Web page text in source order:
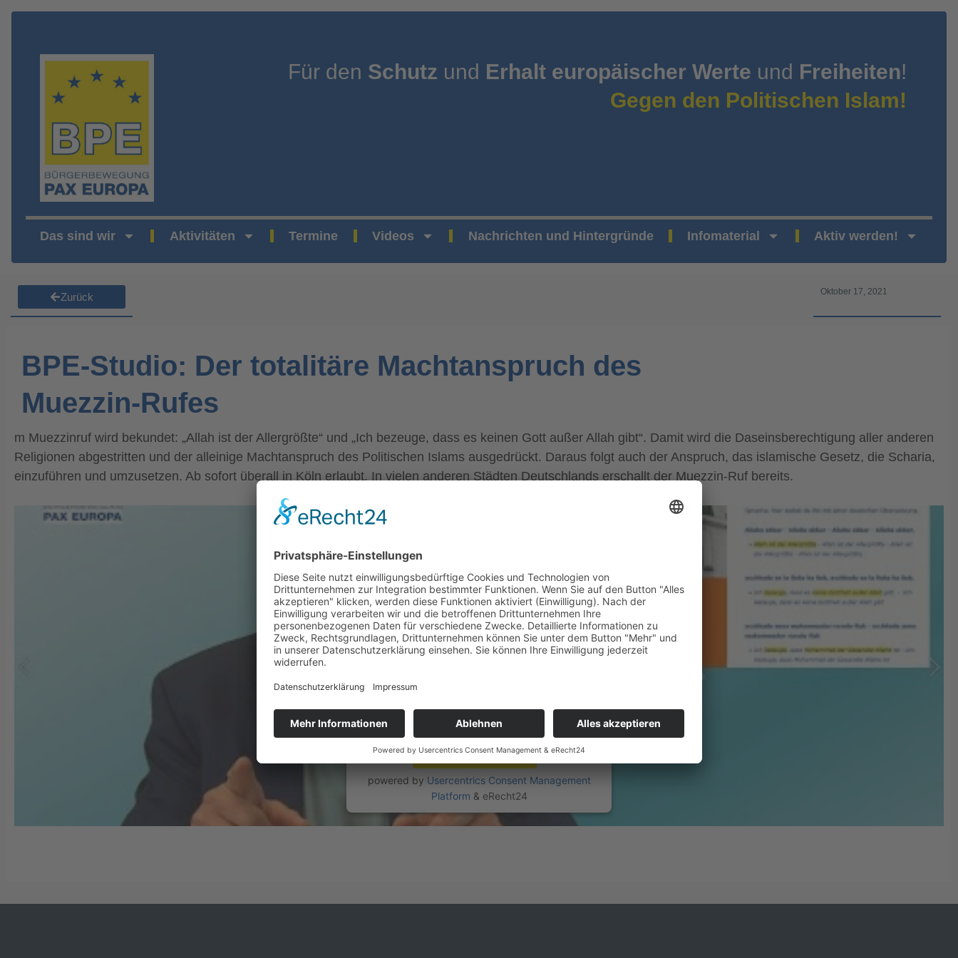
Für den Schutz und Erhalt europäischer Werte und Freiheiten!
Gegen den Politischen Islam!
Das sind wir Aktivitäten Termine Videos Nachrichten und Hintergründe Infomaterial Aktiv werden!
Zurück Oktober 17, 2021
BPE-Studio: Der totalitäre Machtanspruch des
Muezzin-Rufes
m Muezzinruf wird bekundet: „Allah ist der Allergrößte“ und „Ich bezeuge, dass es keinen Gott außer Allah gibt“. Damit wird die Daseinsberechtigung aller anderen
Religionen abgestritten und der alleinige Machtanspruch des Politischen Islams ausgedrückt. Daraus folgt auch der Anspruch, das islamische Gesetz, die Scharia,
einzuführen und umzusetzen. Ab sofort überall in Köln erlaubt. In vielen anderen Städten Deutschlands erschallt der Muezzin-Ruf bereits.
ZUSTIMMUNG, UM DEN YOUTUBE
VIDEO-SERVICE ZU LADEN!
Wir verwenden einen Service eines
Drittanbieters, um Videoinhalte einzubetten.
Dieser Service kann Daten zu Ihren Aktivitäten
sammeln. Bitte lesen Sie die Details durch und
Mehr Informationen
Akzeptieren
powered by Usercentrics Consent Management
Platform & eRecht24